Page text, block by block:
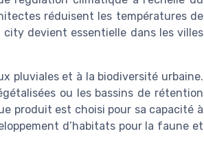
réduisent les températures de
devient essentielle dans les villes
pluviales et à la biodiversité urbaine.
ou les bassins de rétention
produit est choisi pour sa capacité à
d’habitats pour la faune et